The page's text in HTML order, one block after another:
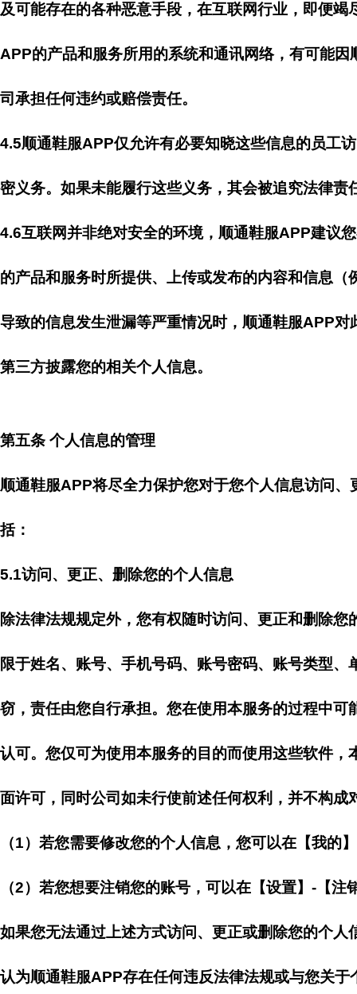
及可能存在的各种恶意手段，在互联网行业，即便
APP的产品和服务所用的系统和通讯网络，有可能
司承担任何违约或赔偿责任。
4.5顺通鞋服APP仅允许有必要知晓这些信息的员工
密义务。如果未能履行这些义务，其会被追究法律
4.6互联网并非绝对安全的环境，顺通鞋服APP建议
的产品和服务时所提供、上传或发布的内容和信息
导致的信息发生泄漏等严重情况时，顺通鞋服APP
第三方披露您的相关个人信息。
第五条 个人信息的管理
顺通鞋服APP将尽全力保护您对于您个人信息访问
括：
5.1访问、更正、删除您的个人信息
除法律法规规定外，您有权随时访问、更正和删除
限于姓名、账号、手机号码、账号密码、账号类型
窃，责任由您自行承担。您在使用本服务的过程中
认可。您仅可为使用本服务的目的而使用这些软件
面许可，同时公司如未行使前述任何权利，并不构
（1）若您需要修改您的个人信息，您可以在【我
（2）若您想要注销您的账号，可以在【设置】-【注
如果您无法通过上述方式访问、更正或删除您的个
认为顺通鞋服APP存在任何违反法律法规或与您关